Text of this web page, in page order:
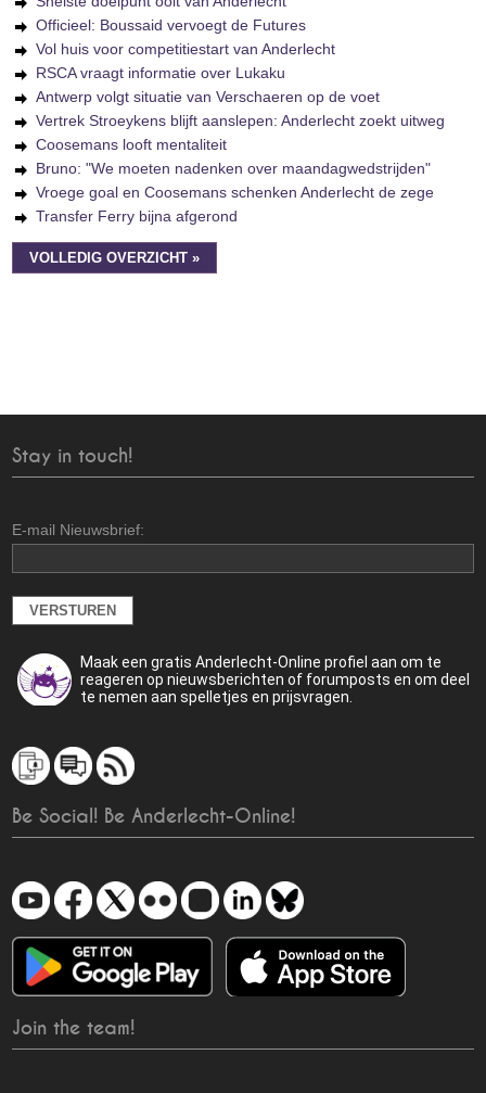
Officieel: Boussaid vervoegt de Futures
Vol huis voor competitiestart van Anderlecht
RSCA vraagt informatie over Lukaku
Antwerp volgt situatie van Verschaeren op de voet
Vertrek Stroeykens blijft aanslepen: Anderlecht zoekt uitweg
Coosemans looft mentaliteit
Bruno: "We moeten nadenken over maandagwedstrijden"
Vroege goal en Coosemans schenken Anderlecht de zege
Transfer Ferry bijna afgerond
VOLLEDIG OVERZICHT »
Stay in touch!
E-mail Nieuwsbrief:
Maak een gratis Anderlecht-Online profiel aan om te
reageren op nieuwsberichten of forumposts en om deel
te nemen aan spelletjes en prijsvragen.
Be Social! Be Anderlecht-Online!
Join the team!